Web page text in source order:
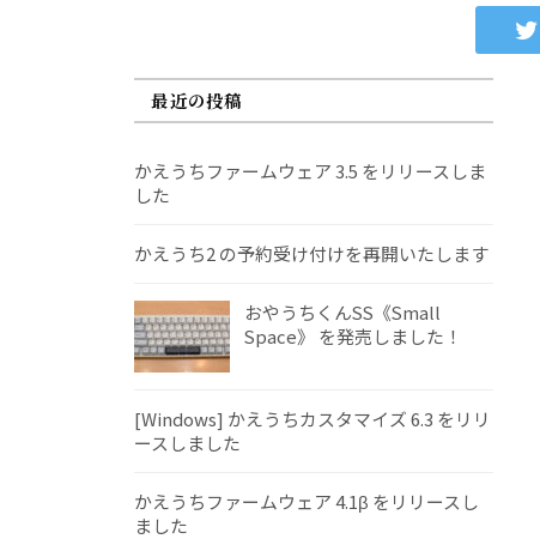
最近の投稿
かえうちファームウェア 3.5 をリリースしま
した
かえうち2 の予約受け付けを再開いたします
おやうちくんSS《Small
Space》 を発売しました！
[Windows] かえうちカスタマイズ 6.3 をリリ
ースしました
かえうちファームウェア 4.1β をリリースし
ました